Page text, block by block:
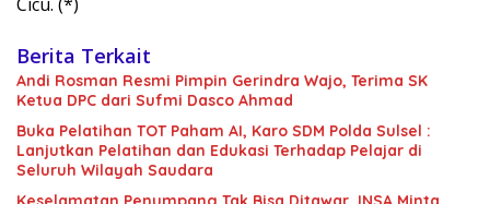
Cicu. (*)
Berita Terkait
Andi Rosman Resmi Pimpin Gerindra Wajo, Terima SK
Ketua DPC dari Sufmi Dasco Ahmad
Buka Pelatihan TOT Paham AI, Karo SDM Polda Sulsel :
Lanjutkan Pelatihan dan Edukasi Terhadap Pelajar di
Seluruh Wilayah Saudara